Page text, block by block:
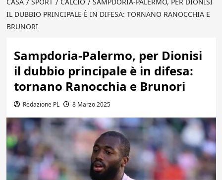
CASA SPORT CALCIO
SAMPDORIA-PALERMO, PER DIONISI
IL DUBBIO PRINCIPALE È IN DIFESA: TORNANO RANOCCHIA E
BRUNORI
Sampdoria-Palermo, per Dionisi
il dubbio principale è in difesa:
tornano Ranocchia e Brunori
Redazione PL 8 Marzo 2025